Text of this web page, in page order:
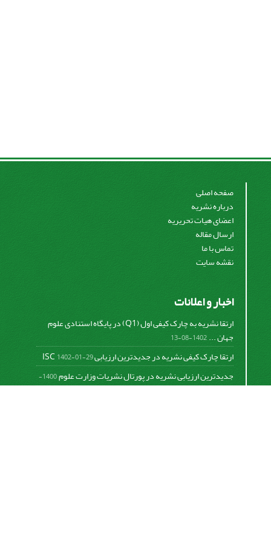
صفحه اصلی
درباره نشریه
اعضای هیات تحریریه
ارسال مقاله
تماس با ما
نقشه سایت
اخبار و اعلانات
ارتقا نشریه به چارک کیفی اول (Q1) در پایگاه استنادی علوم
جهان ...1402-08-13
ارتقا چارک کیفی نشریه در جدیدترین ارزیابی ISC1402-01-29
جدیدترین ارزیابی نشریه در پورتال نشریات وزارت علوم
1400-